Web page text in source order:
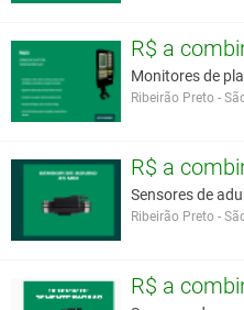
R$ a
Monitores de
Ribeirão Preto -
R$ a
Sensores de
Ribeirão Preto -
R$ a